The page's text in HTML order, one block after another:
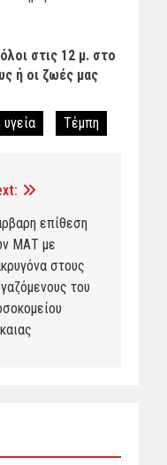
στις 12 μ. στο
ή οι ζωές μας
υγεία Τέμπη
επίθεση
ΜΑΤ με
στους
του